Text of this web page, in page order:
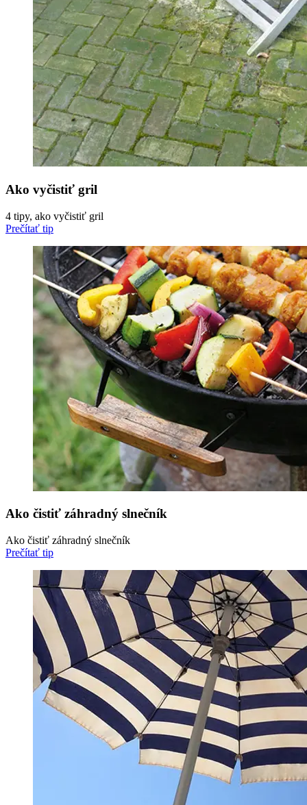
Ako vyčistiť gril
4 tipy, ako vyčistiť gril
Prečítať tip
Ako čistiť záhradný slnečník
Ako čistiť záhradný slnečník
Prečítať tip